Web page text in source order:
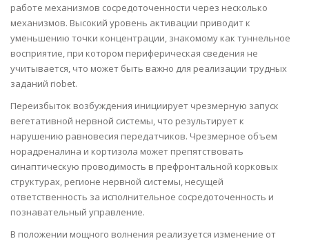
работе механизмов сосредоточенности через несколько
механизмов. Высокий уровень активации приводит к
уменьшению точки концентрации, знакомому как туннельное
восприятие, при котором периферическая сведения не
учитывается, что может быть важно для реализации трудных
заданий riobet.
Переизбыток возбуждения инициирует чрезмерную запуск
вегетативной нервной системы, что результирует к
нарушению равновесия передатчиков. Чрезмерное объем
норадреналина и кортизола может препятствовать
синаптическую проводимость в префронтальной корковых
структурах, регионе нервной системы, несущей
ответственность за исполнительное сосредоточенность и
познавательный управление.
В положении мощного волнения реализуется изменение от